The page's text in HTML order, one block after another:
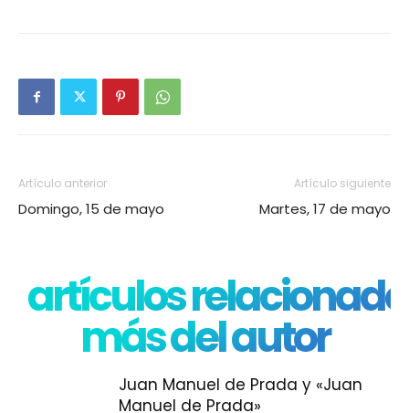
Artículo anterior
Domingo, 15 de mayo
Artículo siguiente
Martes, 17 de mayo
artículos
más del autor
Juan Manuel de Prada y «Juan
Manuel de Prada»